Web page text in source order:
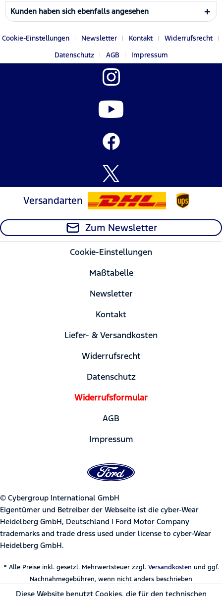
Kunden haben sich ebenfalls angesehen
Cookie-Einstellungen Newsletter Kontakt
Widerrufsrecht
Datenschutz
AGB Impressum
Versandarten
Zum Newsletter
Cookie-Einstellungen
Maßtabelle
Newsletter
Kontakt
Liefer- & Versandkosten
Widerrufsrecht
Datenschutz
Widerrufsformular
AGB
Impressum
© Cybergroup International GmbH
Eigentümer und Betreiber der Webseite ist die cyber-Wear
Heidelberg GmbH, Deutschland | Ford Motor Company
trademarks and trade dress used under license to cyber-Wear
Heidelberg GmbH.
* Alle Preise inkl. gesetzl. Mehrwertsteuer zzgl. Versandkosten und ggf.
Nachnahmegebühren, wenn nicht anders beschrieben
Diese Website benutzt Cookies, die für den technischen